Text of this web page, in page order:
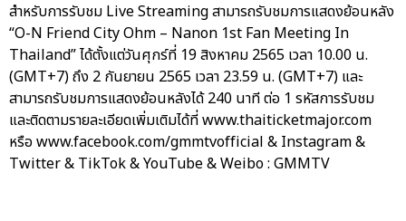
สำหรับการรับชม Live Streaming สามารถรับชมการแสดงย้อนหลัง
“O-N Friend City Ohm – Nanon 1st Fan Meeting In
Thailand” ได้ตั้งแต่วันศุกร์ที่ 19 สิงหาคม 2565 เวลา 10.00 น.
(GMT+7) ถึง 2 กันยายน 2565 เวลา 23.59 น. (GMT+7) และ
สามารถรับชมการแสดงย้อนหลังได้ 240 นาที ต่อ 1 รหัสการรับชม
และติดตามรายละเอียดเพิ่มเติมได้ที่ www.thaiticketmajor.com
หรือ www.facebook.com/gmmtvofficial & Instagram &
Twitter & TikTok & YouTube & Weibo : GMMTV